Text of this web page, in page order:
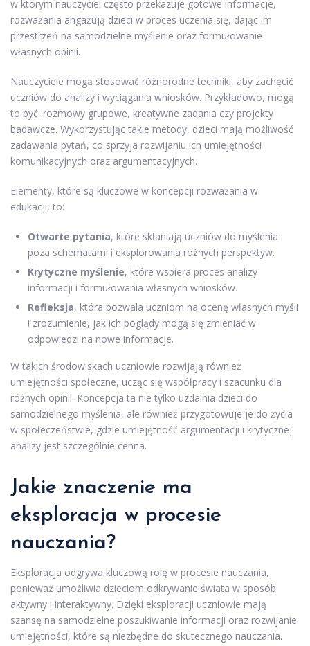
w którym nauczyciel często przekazuje gotowe informacje,
rozważania angażują dzieci w proces uczenia się, dając im
przestrzeń na samodzielne myślenie oraz formułowanie
własnych opinii.
Nauczyciele mogą stosować różnorodne techniki, aby zachęcić
uczniów do analizy i wyciągania wniosków. Przykładowo, mogą
to być: rozmowy grupowe, kreatywne zadania czy projekty
badawcze. Wykorzystując takie metody, dzieci mają możliwość
zadawania pytań, co sprzyja rozwijaniu ich umiejętności
komunikacyjnych oraz argumentacyjnych.
Elementy, które są kluczowe w koncepcji rozważania w
edukacji, to:
Otwarte pytania, które skłaniają uczniów do myślenia
poza schematami i eksplorowania różnych perspektyw.
Krytyczne myślenie, które wspiera proces analizy
informacji i formułowania własnych wniosków.
Refleksja, która pozwala uczniom na ocenę własnych myśli
i zrozumienie, jak ich poglądy mogą się zmieniać w
odpowiedzi na nowe informacje.
W takich środowiskach uczniowie rozwijają również
umiejętności społeczne, ucząc się współpracy i szacunku dla
różnych opinii. Koncepcja ta nie tylko uzdalnia dzieci do
samodzielnego myślenia, ale również przygotowuje je do życia
w społeczeństwie, gdzie umiejętność argumentacji i krytycznej
analizy jest szczególnie cenna.
Jakie znaczenie ma
eksploracja w procesie
nauczania?
Eksploracja odgrywa kluczową rolę w procesie nauczania,
ponieważ umożliwia dzieciom odkrywanie świata w sposób
aktywny i interaktywny. Dzięki eksploracji uczniowie mają
szansę na samodzielne poszukiwanie informacji oraz rozwijanie
umiejętności, które są niezbędne do skutecznego nauczania.